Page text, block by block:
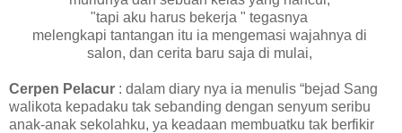
"tapi aku harus bekerja " tegasnya
melengkapi tantangan itu ia mengemasi wajahnya di
salon, dan cerita baru saja di mulai,
Cerpen Pelacur : dalam diary nya ia menulis “bejad Sang
walikota kepadaku tak sebanding dengan senyum seribu
anak-anak sekolahku, ya keadaan membuatku tak berfikir